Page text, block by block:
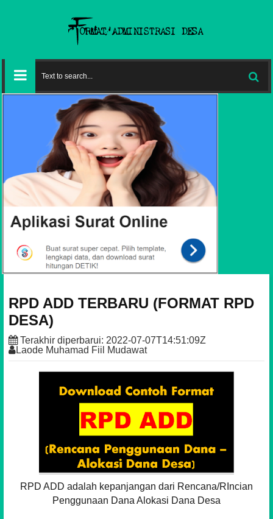
RPD ADD TERBARU (FORMAT RPD
DESA)
Terakhir diperbarui: 2022-07-07T14:51:09Z
Laode Muhamad Fiil Mudawat
RPD ADD adalah kepanjangan dari Rencana/RIncian
Penggunaan Dana Alokasi Dana Desa